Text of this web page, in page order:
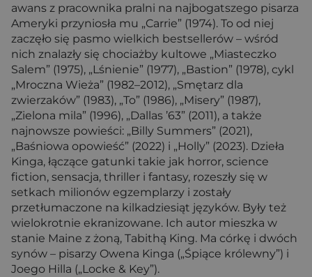
awans z pracownika pralni na najbogatszego pisarza
Ameryki przyniosła mu „Carrie” (1974). To od niej
zaczęło się pasmo wielkich bestsellerów – wśród
nich znalazły się chociażby kultowe „Miasteczko
Salem” (1975), „Lśnienie” (1977), „Bastion” (1978), cykl
„Mroczna Wieża” (1982–2012), „Smętarz dla
zwierzaków” (1983), „To” (1986), „Misery” (1987),
„Zielona mila” (1996), „Dallas ’63” (2011), a także
najnowsze powieści: „Billy Summers” (2021),
„Baśniowa opowieść” (2022) i „Holly” (2023). Dzieła
Kinga, łączące gatunki takie jak horror, science
fiction, sensacja, thriller i fantasy, rozeszły się w
setkach milionów egzemplarzy i zostały
przetłumaczone na kilkadziesiąt języków. Były też
wielokrotnie ekranizowane. Ich autor mieszka w
stanie Maine z żoną, Tabithą King. Ma córkę i dwóch
synów – pisarzy Owena Kinga („Śpiące królewny”) i
Joego Hilla („Locke & Key”).